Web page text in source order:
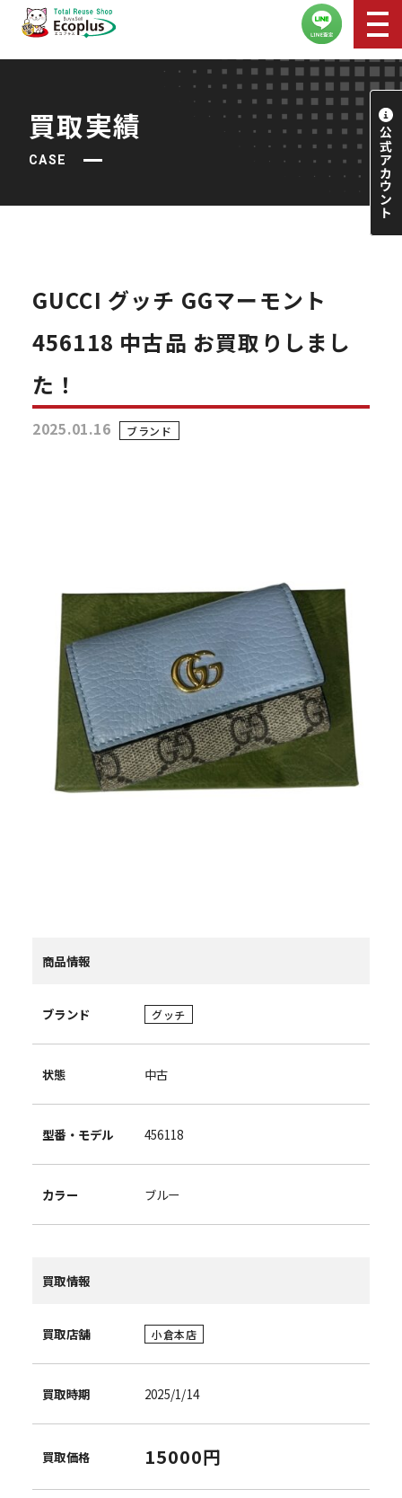
買取実績
CASE
GUCCI グッチ GGマーモント
456118 中古品 お買取りしまし
た！
2025.01.16 ブランド
商品情報
ブランド グッチ
状態 中古
型番・モデル 456118
カラー ブルー
買取情報
買取店舗 小倉本店
買取時期 2025/1/14
買取価格 15000円